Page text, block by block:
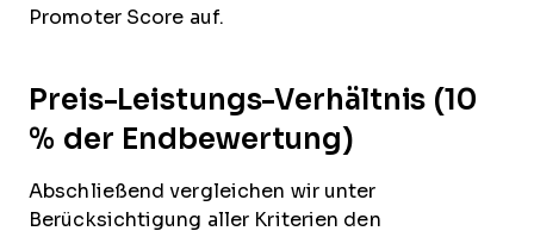
Promoter Score auf.
Preis-Leistungs-Verhältnis (10
% der Endbewertung)
Abschließend vergleichen wir unter
Berücksichtigung aller Kriterien den